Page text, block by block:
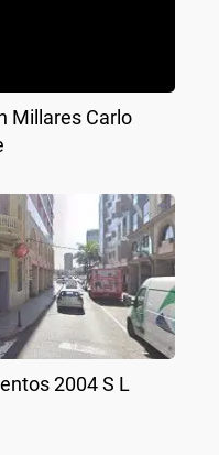
Millares Carlo
2004 S L